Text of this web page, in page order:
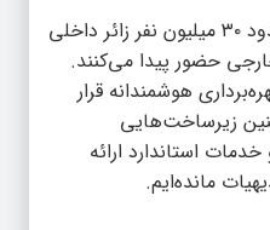
وی افزود: در مشهد سالانه حدود ۳۰ میلیون نفر زائر داخلی
حضور پیدا می‌کنند.
هوشمندانه قرار
زیرساخت‌هایی
استاندارد ارائه
مانده‌ایم.